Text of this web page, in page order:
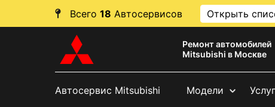
Всего 18 Автосервисов Открыть
Ремонт автомобилей
Mitsubishi в Москве
Автосервис Mitsubishi Модели